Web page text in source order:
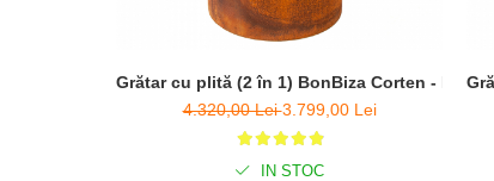
Grătar cu plită (2 în 1) BonBiza Corten - D
4.320,00 Lei3.799,00 Lei
IN STOC